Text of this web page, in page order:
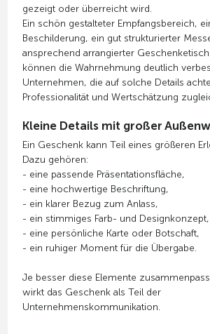
gezeigt oder überreicht wird.
Ein schön gestalteter Empfangsbereich,
Beschilderung, ein gut strukturierter
ansprechend arrangierter Geschenketisch
können die Wahrnehmung deutlich
Unternehmen, die auf solche Details
Professionalität und Wertschätzung
Kleine Details mit großer
Ein Geschenk kann Teil eines größeren
Dazu gehören:
- eine passende Präsentationsfläche,
- eine hochwertige Beschriftung,
- ein klarer Bezug zum Anlass,
- ein stimmiges Farb- und Designkonzept,
- eine persönliche Karte oder Botschaft,
- ein ruhiger Moment für die Übergabe.
Je besser diese Elemente
wirkt das Geschenk als Teil der
Unternehmenskommunikation.